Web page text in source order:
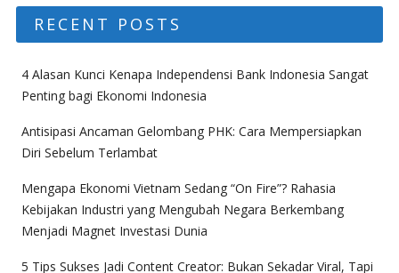
RECENT POSTS
4 Alasan Kunci Kenapa Independensi Bank Indonesia Sangat
Penting bagi Ekonomi Indonesia
Antisipasi Ancaman Gelombang PHK: Cara Mempersiapkan
Diri Sebelum Terlambat
Mengapa Ekonomi Vietnam Sedang “On Fire”? Rahasia
Kebijakan Industri yang Mengubah Negara Berkembang
Menjadi Magnet Investasi Dunia
5 Tips Sukses Jadi Content Creator: Bukan Sekadar Viral, Tapi